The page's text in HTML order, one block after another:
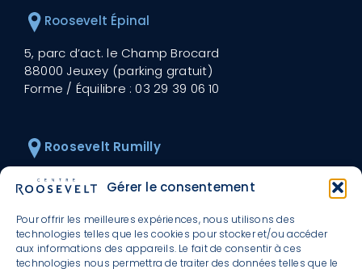
Gérer le consentement
Pour offrir les meilleures expériences, nous utilisons des
technologies telles que les cookies pour stocker et/ou accéder
aux informations des appareils. Le fait de consentir à ces
technologies nous permettra de traiter des données telles que le
Roosevelt Épinal
5, parc d’act. le Champ Brocard
88000 Jeuxey (parking gratuit)
Forme / Équilibre :03 29 39 06 10
Roosevelt Rumilly
30 avenue Roosevelt
74150 Rumilly (parking gratuit)
Forme / Équilibre :04 50 01 60 00